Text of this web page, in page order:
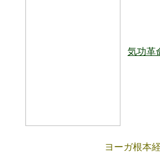
気功革
ヨーガ根本